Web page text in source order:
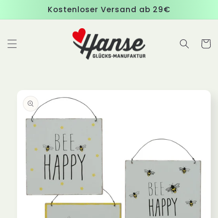
Inhalt
Kostenloser Versand ab 29€